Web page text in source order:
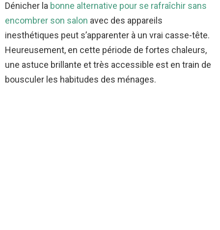
Dénicher la bonne alternative pour se rafraîchir sans
encombrer son salon avec des appareils
inesthétiques peut s’apparenter à un vrai casse-tête.
Heureusement, en cette période de fortes chaleurs,
une astuce brillante et très accessible est en train de
bousculer les habitudes des ménages.